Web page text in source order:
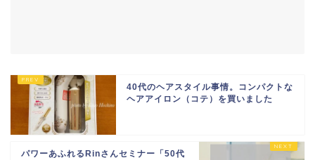
40代のヘアスタイル事情。コンパクトな
ヘアアイロン（コテ）を買いました
パワーあふれるRinさんセミナー「50代